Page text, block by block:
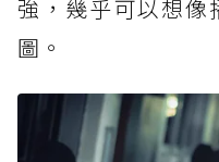
強，幾乎可以想像
圖。